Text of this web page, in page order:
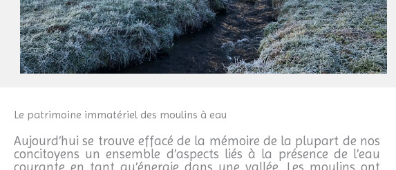
Le patrimoine immatériel des moulins à eau
Aujourd’hui se trouve effacé de la mémoire de la plupart de nos
concitoyens un ensemble d’aspects liés à la présence de l’eau
courante en tant qu’énergie dans une vallée. Les moulins ont